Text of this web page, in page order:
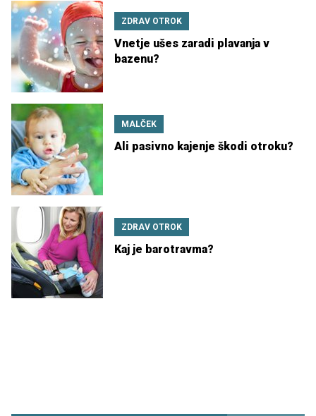
ZDRAV OTROK
Vnetje ušes zaradi plavanja v
bazenu?
MALČEK
Ali pasivno kajenje škodi otroku?
ZDRAV OTROK
Kaj je barotravma?